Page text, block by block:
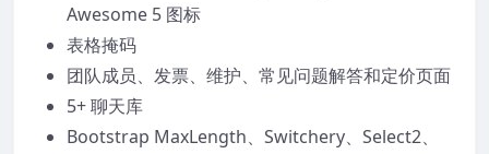
Awesome 5 图标
表格掩码
团队成员、发票、维护、常见问题解答和定价页面
5+ 聊天库
Bootstrap MaxLength、Switchery、Select2、